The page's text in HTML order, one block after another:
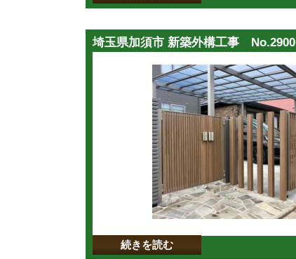
埼玉県加須市 新築外構工事 No.2900
続きを読む